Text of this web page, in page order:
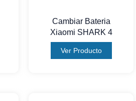
Cambiar Bateria
Xiaomi SHARK 4
Ver Producto